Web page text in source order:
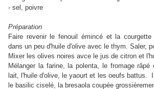
- sel, poivre
Préparation
Faire revenir le fenouil émincé et la
dans un peu d'huile d'olive avec le thym. Saler,
Mixer les olives noires avce le jus de citron et
Mélanger la farine, la polenta, le fromage
lait, l'huile d'olive, le yaourt et les oeufs battus.
le basilic ciselé, la bresaola coupée